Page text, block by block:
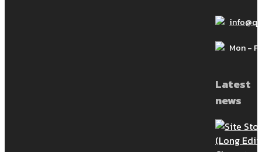
Mon -
Latest
news